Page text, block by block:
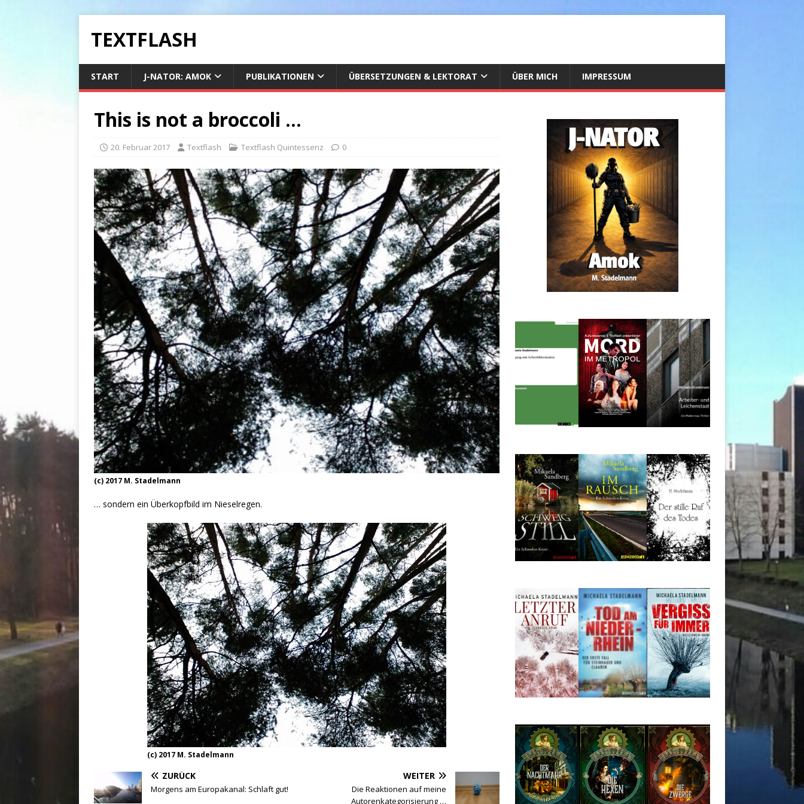
TEXTFLASH
START J-NATOR: AMOK PUBLIKATIONEN ÜBERSETZUNGEN & LEKTORAT ÜBER MICH IMPRESSUM
This is not a broccoli …
20. Februar 2017 Textflash Textflash Quintessenz 0
(c) 2017 M. Stadelmann
… sondern ein Überkopfbild im Nieselregen.
(c) 2017 M. Stadelmann
ZURÜCK
Morgens am Europakanal: Schlaft gut!
WEITER
Die Reaktionen auf meine
Autorenkategorisierung …